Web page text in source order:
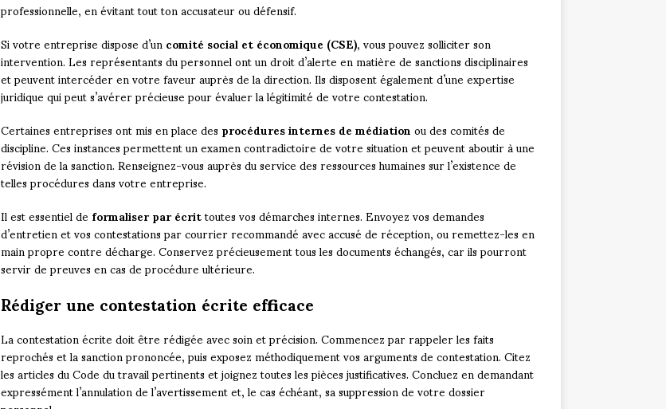
professionnelle, en évitant tout ton accusateur ou défensif.
Si votre entreprise dispose d’uncomité social et économique (CSE), vous pouvez solliciter son
intervention. Les représentants du personnel ont un droit d’alerte en matière de sanctions disciplinaires
et peuvent intercéder en votre faveur auprès de la direction. Ils disposent également d’une expertise
juridique qui peut s’avérer précieuse pour évaluer la légitimité de votre contestation.
Certaines entreprises ont mis en place desprocédures internes de médiationou des comités de
discipline. Ces instances permettent un examen contradictoire de votre situation et peuvent aboutir à une
révision de la sanction. Renseignez-vous auprès du service des ressources humaines sur l’existence de
telles procédures dans votre entreprise.
Il est essentiel deformaliser par écrittoutes vos démarches internes. Envoyez vos demandes
d’entretien et vos contestations par courrier recommandé avec accusé de réception, ou remettez-les en
main propre contre décharge. Conservez précieusement tous les documents échangés, car ils pourront
servir de preuves en cas de procédure ultérieure.
Rédiger une contestation écrite efficace
La contestation écrite doit être rédigée avec soin et précision. Commencez par rappeler les faits
reprochés et la sanction prononcée, puis exposez méthodiquement vos arguments de contestation. Citez
les articles du Code du travail pertinents et joignez toutes les pièces justificatives. Concluez en demandant
expressément l’annulation de l’avertissement et, le cas échéant, sa suppression de votre dossier